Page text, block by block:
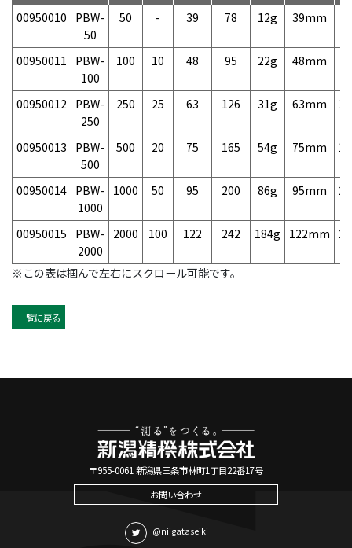
00950010
PBW-
50
50 - 39 78 12g 39mm
00950011
PBW-
100
100 10 48 95 22g 48mm
00950012
PBW-
250
250 25 63 126 31g 63mm
00950013
PBW-
500
500 20 75 165 54g 75mm
00950014 PBW-
1000
1000 50 95 200 86g 95mm
00950015
PBW-
2000
2000 100 122 242 184g 122mm
※この表は掴んで左右にスクロール可能です。
一覧に戻る
〒955-0061 新潟県三条市林町1丁目22番17号
お問い合わせ
@niigataseiki